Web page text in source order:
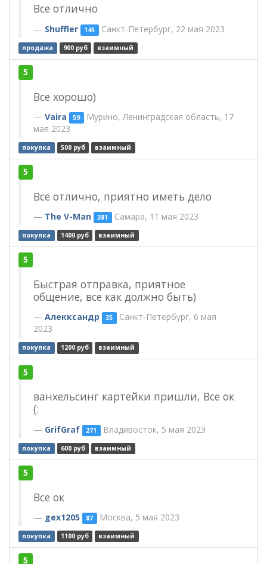
Все отлично
Shuffler 145 Санкт-Петербург, 22 мая 2023
продажа 900 руб взаимный
5
Все хорошо)
Vaira 59 Мурино, Ленинградская область, 17
мая 2023
покупка 500 руб взаимный
5
Всё отлично, приятно иметь дело
The V-Man 381 Самара, 11 мая 2023
покупка 1400 руб взаимный
5
Быстрая отправка, приятное
общение, все как должно быть)
Алекксандр 35 Санкт-Петербург, 6 мая
2023
покупка 1200 руб взаимный
5
ванхельсинг картейки пришли, Все ок
(:
GrifGraf 271 Владивосток, 5 мая 2023
покупка 600 руб взаимный
5
Все ок
gex1205 87 Москва, 5 мая 2023
покупка 1100 руб взаимный
5